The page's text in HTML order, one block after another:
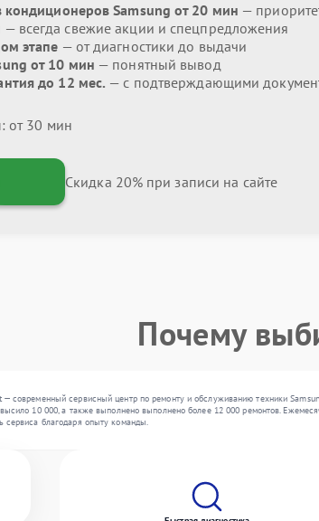
кондиционеров Samsung от 20 мин —
— всегда свежие акции и спецпредложения
этапе — от диагностики до выдачи
от 10 мин — понятный вывод
до 12 мес. — с подтверждающими
от 30 мин
Скидка 20% при записи на сайте
Почему
— современный сервисный центр по ремонту и обслуживанию техники
10 000, а также выполнено выполнено более 12 000 ремонтов.
сервиса благодаря опыту команды.